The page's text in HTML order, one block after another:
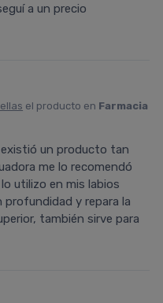
a un precio
el producto en Farmacia
un producto tan
me lo recomendó
utilizo en mis labios
y repara la
también sirve para